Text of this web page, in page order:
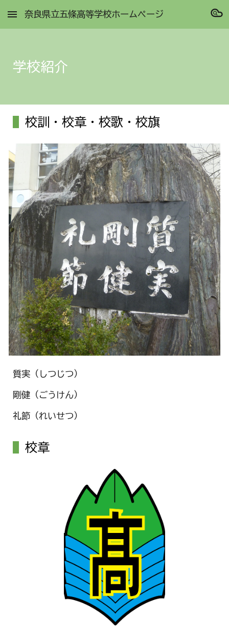
Skip to main content Skip to navigation
奈良県立五條高等学校ホームページ
学校紹介
校訓・校章・校歌・校旗
質実（しつじつ）
剛健（ごうけん）
礼節（れいせつ）
校章